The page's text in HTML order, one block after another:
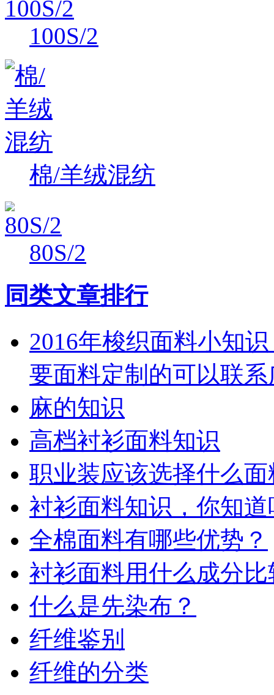
100S/2
棉/羊绒混纺
80S/2
同类文章排行
2016年梭织面料小知
要面料定制的可以联
麻的知识
高档衬衫面料知识
职业装应该选择什么面
衬衫面料知识，你知道
全棉面料有哪些优势？
衬衫面料用什么成分
什么是先染布？
纤维鉴别
纤维的分类